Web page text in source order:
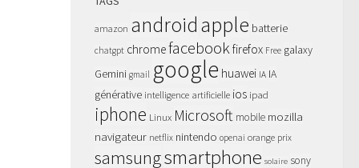
amazon androidapple batterie
chatgpt chromefacebookfirefox Free galaxy
Gemini gmail google huawei IA IA
générative intelligence artificielle ios ipad
iphone Linux Microsoft mobile mozilla
navigateur netflix nintendo openai orange prix
samsungsmartphone solaire sony